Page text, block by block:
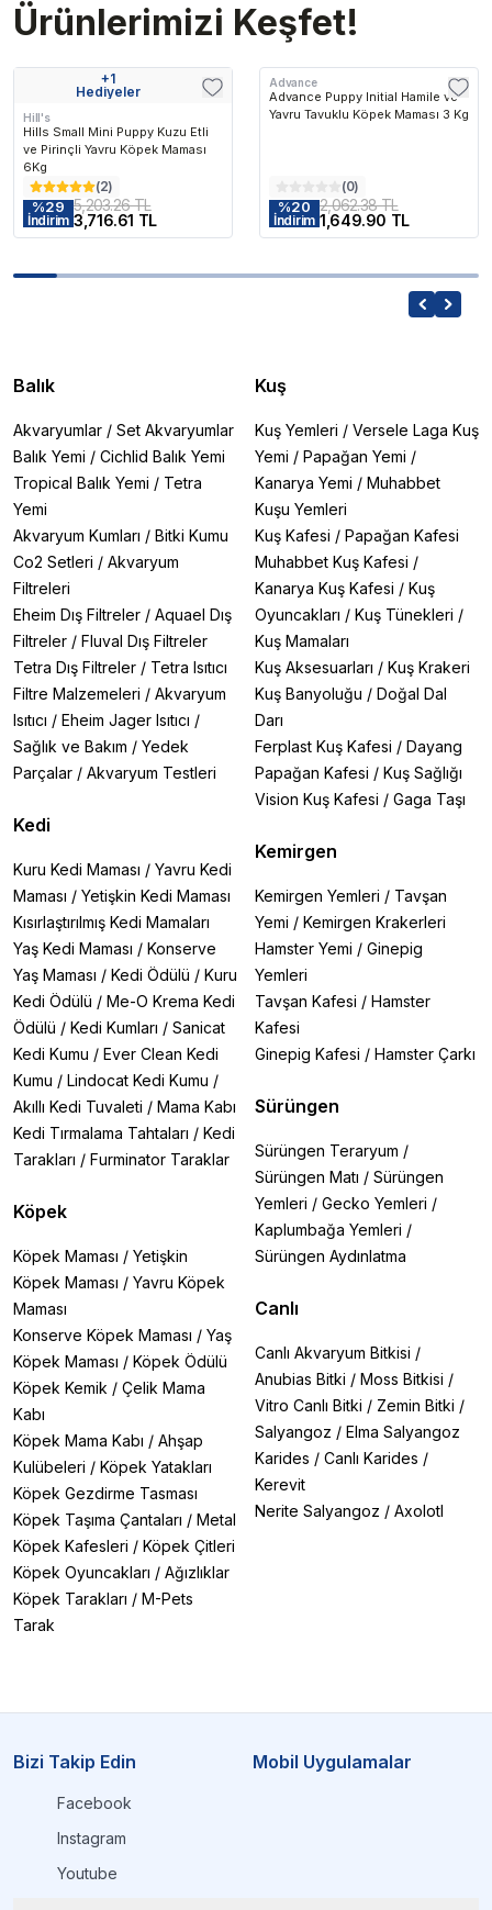
Ürünlerimizi Keşfet!
+1
Hediyeler
Hill's
Hills Small Mini Puppy Kuzu Etli
ve Pirinçli Yavru Köpek Maması
6Kg
(2)
%29
İndirim
5,203.26 TL
3,716.61 TL
Advance
Advance Puppy Initial Hamile ve
Yavru Tavuklu Köpek Maması 3 Kg
(0)
%20
İndirim
2,062.38 TL
1,649.90 TL
Balık
Akvaryumlar / Set Akvaryumlar
Balık Yemi / Cichlid Balık Yemi
Tropical Balık Yemi / Tetra
Yemi
Akvaryum Kumları / Bitki Kumu
Co2 Setleri / Akvaryum
Filtreleri
Eheim Dış Filtreler / Aquael Dış
Filtreler / Fluval Dış Filtreler
Tetra Dış Filtreler / Tetra Isıtıcı
Filtre Malzemeleri / Akvaryum
Isıtıcı / Eheim Jager Isıtıcı /
Sağlık ve Bakım / Yedek
Parçalar / Akvaryum Testleri
Kedi
Kuru Kedi Maması / Yavru Kedi
Maması / Yetişkin Kedi Maması
Kısırlaştırılmış Kedi Mamaları
Yaş Kedi Maması / Konserve
Yaş Maması / Kedi Ödülü / Kuru
Kedi Ödülü / Me-O Krema Kedi
Ödülü / Kedi Kumları / Sanicat
Kedi Kumu / Ever Clean Kedi
Kumu / Lindocat Kedi Kumu /
Akıllı Kedi Tuvaleti / Mama Kabı
Kedi Tırmalama Tahtaları / Kedi
Tarakları / Furminator Taraklar
Köpek
Köpek Maması / Yetişkin
Köpek Maması / Yavru Köpek
Maması
Konserve Köpek Maması / Yaş
Köpek Maması / Köpek Ödülü
Köpek Kemik / Çelik Mama
Kabı
Köpek Mama Kabı / Ahşap
Kulübeleri / Köpek Yatakları
Köpek Gezdirme Tasması
Köpek Taşıma Çantaları / Metal
Köpek Kafesleri / Köpek Çitleri
Köpek Oyuncakları / Ağızlıklar
Köpek Tarakları / M-Pets
Tarak
Kuş
Kuş Yemleri / Versele Laga Kuş
Yemi / Papağan Yemi /
Kanarya Yemi / Muhabbet
Kuşu Yemleri
Kuş Kafesi / Papağan Kafesi
Muhabbet Kuş Kafesi /
Kanarya Kuş Kafesi / Kuş
Oyuncakları / Kuş Tünekleri /
Kuş Mamaları
Kuş Aksesuarları / Kuş Krakeri
Kuş Banyoluğu / Doğal Dal
Darı
Ferplast Kuş Kafesi / Dayang
Papağan Kafesi / Kuş Sağlığı
Vision Kuş Kafesi / Gaga Taşı
Kemirgen
Kemirgen Yemleri / Tavşan
Yemi / Kemirgen Krakerleri
Hamster Yemi / Ginepig
Yemleri
Tavşan Kafesi / Hamster
Kafesi
Ginepig Kafesi / Hamster Çarkı
Sürüngen
Sürüngen Teraryum /
Sürüngen Matı / Sürüngen
Yemleri / Gecko Yemleri /
Kaplumbağa Yemleri /
Sürüngen Aydınlatma
Canlı
Canlı Akvaryum Bitkisi /
Anubias Bitki / Moss Bitkisi /
Vitro Canlı Bitki / Zemin Bitki /
Salyangoz / Elma Salyangoz
Karides / Canlı Karides /
Kerevit
Nerite Salyangoz / Axolotl
Bizi Takip Edin
Facebook
Instagram
Youtube
Mobil Uygulamalar